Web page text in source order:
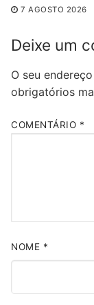
7 AGOSTO 2026
Deixe um
O seu
obrigatórios
COMENTÁRIO *
NOME *